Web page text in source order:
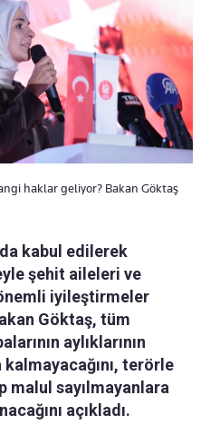
haklar geliyor? Bakan Göktaş
kabul edilerek
şehit aileleri ve
iyileştirmeler
Göktaş, tüm
aylıklarının
terörle
malul sayılmayanlara
açıkladı.